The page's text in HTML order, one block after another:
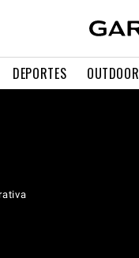
DEPORTES OUTDOOR